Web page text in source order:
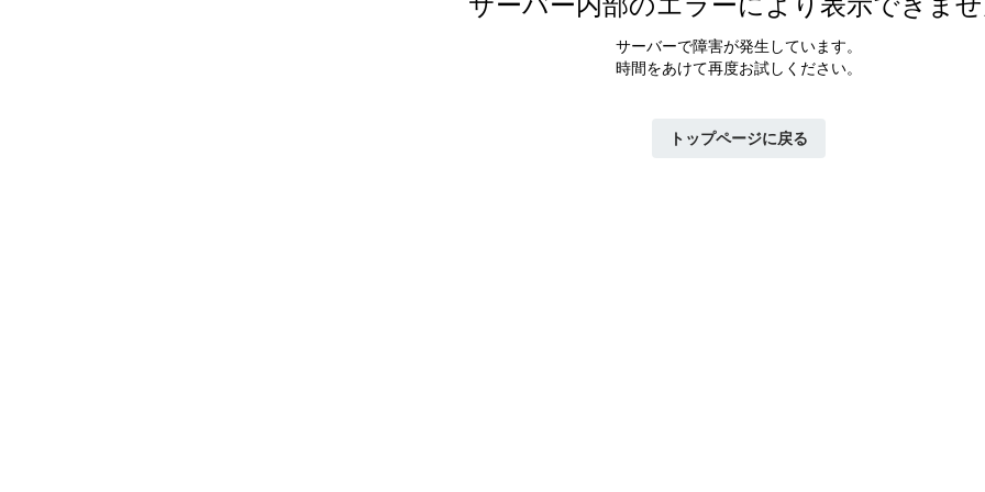
サーバーで障害が発生しています。
時間をあけて再度お試しください。
トップページに戻る